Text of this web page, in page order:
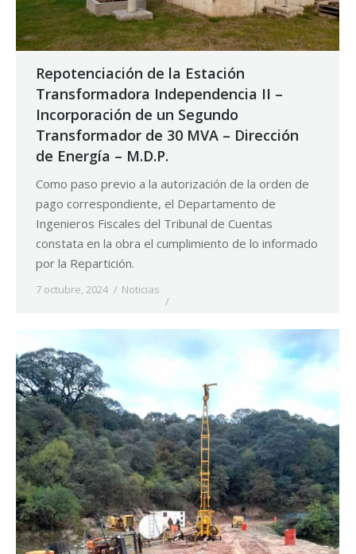
Repotenciación de la Estación
Transformadora Independencia II –
Incorporación de un Segundo
Transformador de 30 MVA – Dirección
de Energía – M.D.P.
Como paso previo a la autorización de la orden de
pago correspondiente, el Departamento de
Ingenieros Fiscales del Tribunal de Cuentas
constata en la obra el cumplimiento de lo informado
por la Repartición.
7 octubre, 2024 Noticias